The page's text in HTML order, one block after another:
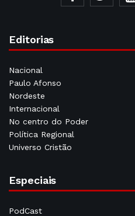
Editorias
Nacional
Paulo Afonso
Nordeste
Internacional
No centro do Poder
Política Regional
Universo Cristão
Especiais
PodCast